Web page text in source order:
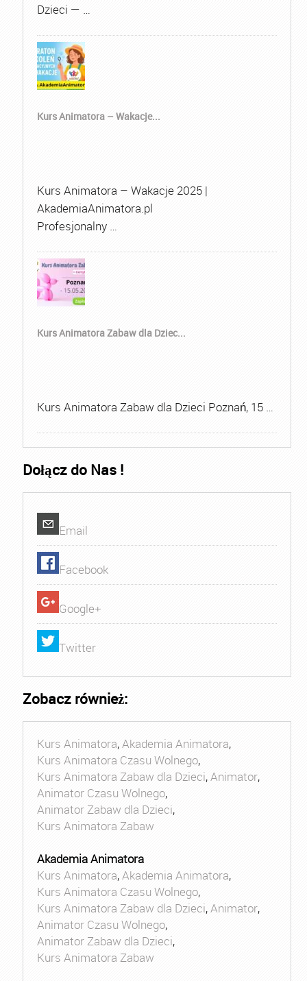
Dzieci — …
Kurs Animatora – Wakacje...
Kurs Animatora – Wakacje 2025 |
AkademiaAnimatora.pl
Profesjonalny …
Kurs Animatora Zabaw dla Dziec...
Kurs Animatora Zabaw dla Dzieci Poznań, 15 …
Dołącz do Nas !
Email
Facebook
Google+
Twitter
Zobacz również:
Kurs Animatora,Akademia Animatora,
Kurs Animatora Czasu Wolnego,
Kurs Animatora Zabaw dla Dzieci,Animator,
Animator Czasu Wolnego,
Animator Zabaw dla Dzieci,
Kurs Animatora Zabaw
Akademia Animatora
Kurs Animatora,Akademia Animatora,
Kurs Animatora Czasu Wolnego,
Kurs Animatora Zabaw dla Dzieci,Animator,
Animator Czasu Wolnego,
Animator Zabaw dla Dzieci,
Kurs Animatora Zabaw